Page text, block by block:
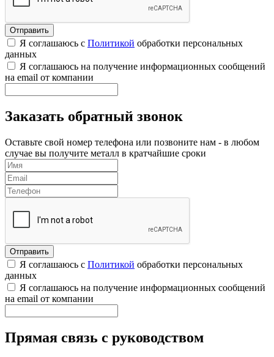
Я соглашаюсь с Политикой обработки персональных
данных
Я соглашаюсь на получение информационных сообщений
на email от компании
Заказать обратный звонок
Оставьте свой номер телефона или позвоните нам - в любом
случае вы получите металл в кратчайшие сроки
Я соглашаюсь с Политикой обработки персональных
данных
Я соглашаюсь на получение информационных сообщений
на email от компании
Прямая связь с руководством